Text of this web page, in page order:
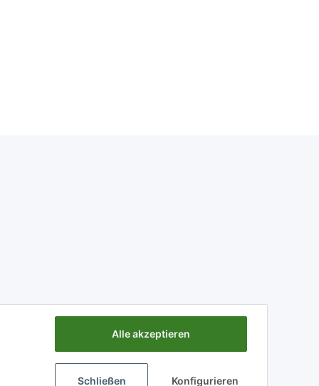
Alle akzeptieren
Schließen Konfigurieren